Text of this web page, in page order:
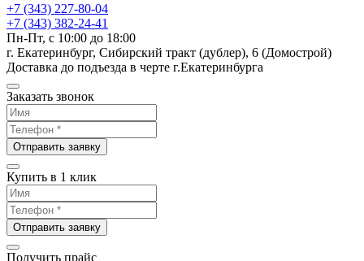
+7 (343) 227-80-04
+7 (343) 382-24-41
Пн-Пт, с 10:00 до 18:00
г. Екатеринбург, Сибирский тракт (дублер), 6 (Домострой)
Доставка до подъезда в черте г.Екатеринбурга
Заказать звонок
Отправить заявку
Купить в 1 клик
Отправить заявку
Получить прайс